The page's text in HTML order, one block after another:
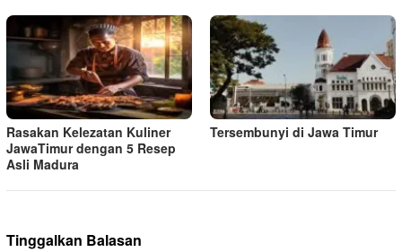
Rasakan Kelezatan Kuliner
JawaTimur dengan 5 Resep
Asli Madura
Tersembunyi di Jawa Timur
Tinggalkan Balasan